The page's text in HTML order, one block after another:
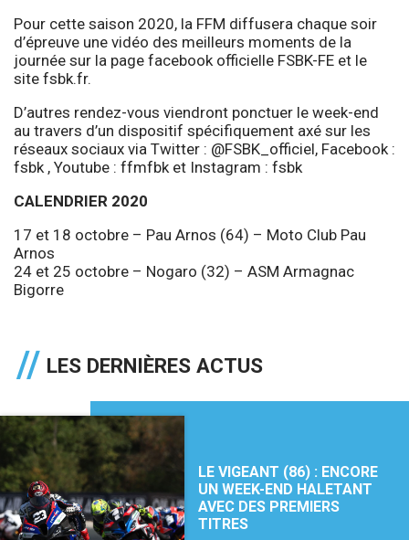
Pour cette saison 2020, la FFM diffusera chaque soir
d’épreuve une vidéo des meilleurs moments de la
journée sur la page facebook officielle FSBK-FE et le
site fsbk.fr.
D’autres rendez-vous viendront ponctuer le week-end
au travers d’un dispositif spécifiquement axé sur les
réseaux sociaux via Twitter : @FSBK_officiel, Facebook :
fsbk , Youtube : ffmfbk et Instagram : fsbk
CALENDRIER 2020
17 et 18 octobre – Pau Arnos (64) – Moto Club Pau
Arnos
24 et 25 octobre – Nogaro (32) – ASM Armagnac
Bigorre
LES DERNIÈRES ACTUS
LE VIGEANT (86) : ENCORE
UN WEEK-END HALETANT
AVEC DES PREMIERS
TITRES